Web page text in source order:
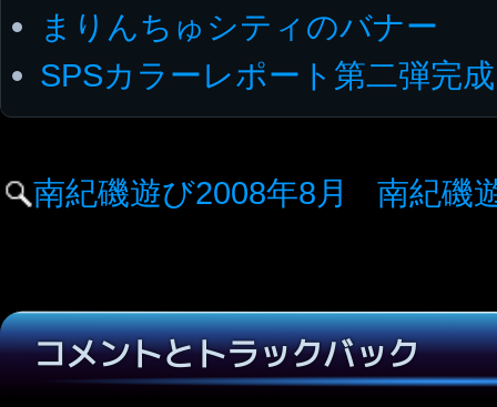
まりんちゅシティのバナー
SPSカラーレポート第二弾完
南紀磯遊び2008年8月 南紀磯
コメントとトラックバック